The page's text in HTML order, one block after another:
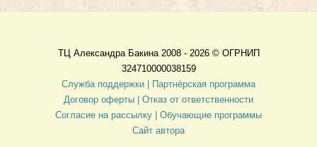
ТЦ Александра Бакина 2008 - 2026 © ОГРНИП
324710000038159
Служба поддержки |
Партнёрская программа
Договор оферты
| Отказ от ответственности
Согласие на рассылку | Обучающие программы
Сайт автора